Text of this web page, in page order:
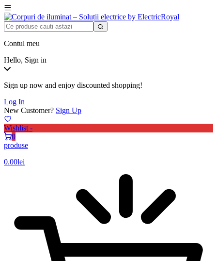
Contul meu
Hello, Sign in
Sign up now and enjoy discounted shopping!
Log In
New Customer? Sign Up
Wishlist -
0
produse
0.00lei